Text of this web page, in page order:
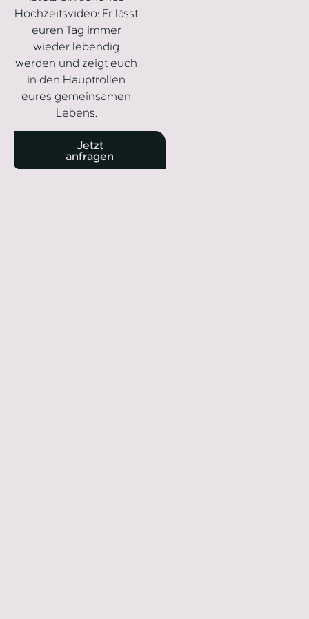
Hochzeitsvideo: Er lässt
euren Tag immer
wieder lebendig
werden und zeigt euch
in den Hauptrollen
eures gemeinsamen
Lebens.
Jetzt
anfragen